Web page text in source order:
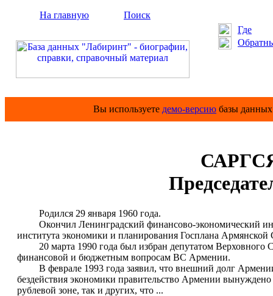
На главную
Поиск
Где
Вы используете демо-версию базы
Родился 29 января 1960 года.
Окончил Ленинградский финансово-экономический
института экономики и планирования Госплана Армянской
20 марта 1990 года был избран депутатом Верховного
финансовой и бюджетным вопросам ВС Армении.
В феврале 1993 года заявил, что внешний долг
бездействия экономики правительство Армении
рублевой зоне, так и других, что ...